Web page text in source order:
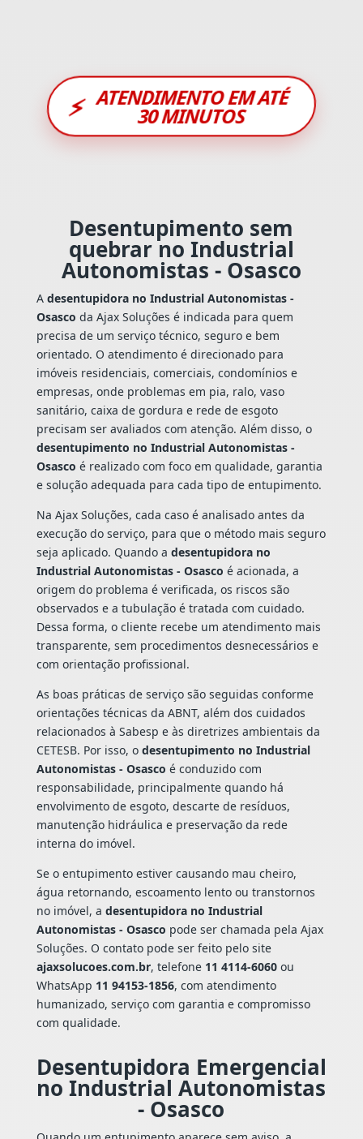
⚡ ATENDIMENTO EM ATÉ
30 MINUTOS
Desentupimento sem
quebrar no Industrial
Autonomistas - Osasco
A desentupidora no Industrial Autonomistas -
Osasco da Ajax Soluções é indicada para quem
precisa de um serviço técnico, seguro e bem
orientado. O atendimento é direcionado para
imóveis residenciais, comerciais, condomínios e
empresas, onde problemas em pia, ralo, vaso
sanitário, caixa de gordura e rede de esgoto
precisam ser avaliados com atenção. Além disso, o
desentupimento no Industrial Autonomistas -
Osasco é realizado com foco em qualidade, garantia
e solução adequada para cada tipo de entupimento.
Na Ajax Soluções, cada caso é analisado antes da
execução do serviço, para que o método mais seguro
seja aplicado. Quando a desentupidora no
Industrial Autonomistas - Osasco é acionada, a
origem do problema é verificada, os riscos são
observados e a tubulação é tratada com cuidado.
Dessa forma, o cliente recebe um atendimento mais
transparente, sem procedimentos desnecessários e
com orientação profissional.
As boas práticas de serviço são seguidas conforme
orientações técnicas da ABNT, além dos cuidados
relacionados à Sabesp e às diretrizes ambientais da
CETESB. Por isso, o desentupimento no Industrial
Autonomistas - Osasco é conduzido com
responsabilidade, principalmente quando há
envolvimento de esgoto, descarte de resíduos,
manutenção hidráulica e preservação da rede
interna do imóvel.
Se o entupimento estiver causando mau cheiro,
água retornando, escoamento lento ou transtornos
no imóvel, a desentupidora no Industrial
Autonomistas - Osasco pode ser chamada pela Ajax
Soluções. O contato pode ser feito pelo site
ajaxsolucoes.com.br, telefone 11 4114-6060ou
WhatsApp 11 94153-1856, com atendimento
humanizado, serviço com garantia e compromisso
com qualidade.
Desentupidora Emergencial
no Industrial Autonomistas
- Osasco